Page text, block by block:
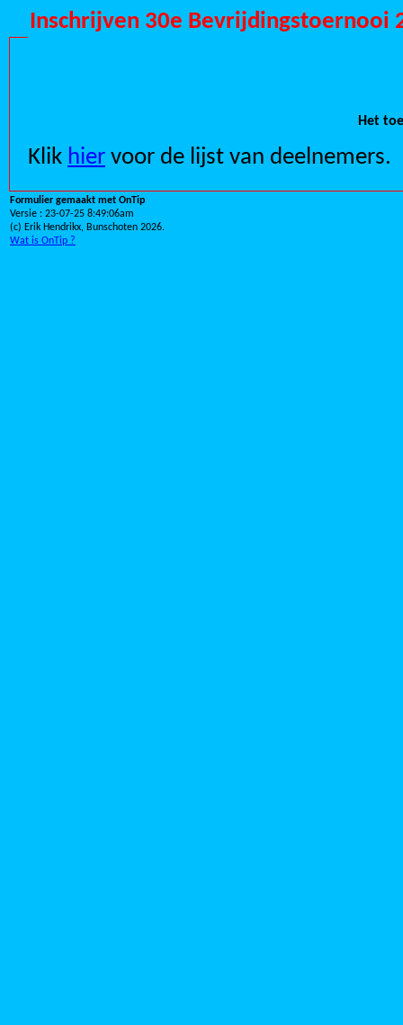
Inschrijven 30e
Het
Klik hier voor de lijst van deelnemers.
Formulier gemaakt met OnTip
Versie : 23-07-25 8:49:06am
(c) Erik Hendrikx, Bunschoten 2026.
Wat is OnTip ?